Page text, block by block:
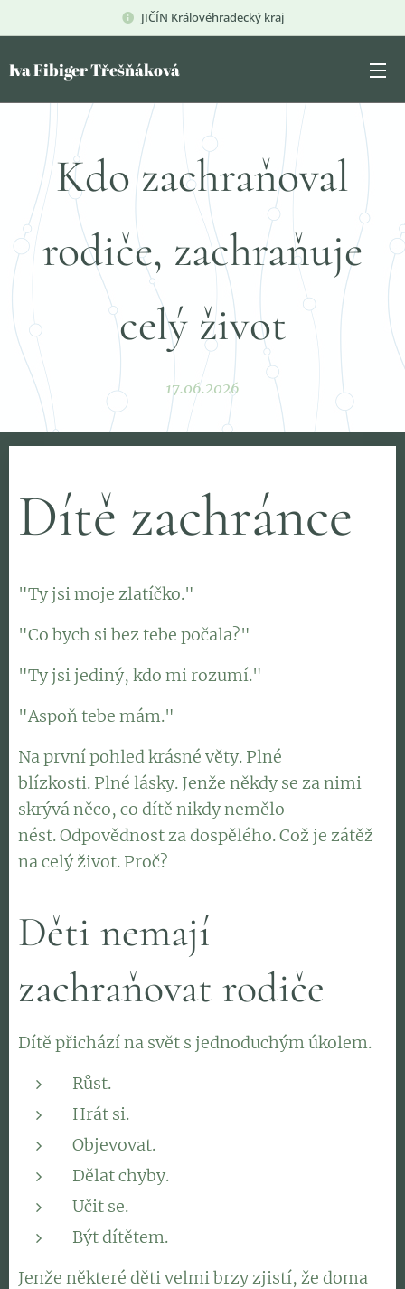
JIČÍN Královéhradecký kraj
Iva Fibiger Třešňáková
Kdo zachraňoval
rodiče, zachraňuje
celý život
17.06.2026
Dítě zachránce
"Ty jsi moje zlatíčko."
"Co bych si bez tebe počala?"
"Ty jsi jediný, kdo mi rozumí."
"Aspoň tebe mám."
Na první pohled krásné věty. Plné
blízkosti. Plné lásky. Jenže někdy se za nimi
skrývá něco, co dítě nikdy nemělo
nést. Odpovědnost za dospělého. Což je zátěž
na celý život. Proč?
Děti nemají
zachraňovat rodiče
Dítě přichází na svět s jednoduchým úkolem.
Růst.
Hrát si.
Objevovat.
Dělat chyby.
Učit se.
Být dítětem.
Jenže některé děti velmi brzy zjistí, že doma